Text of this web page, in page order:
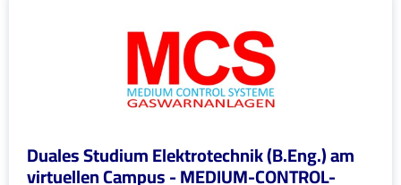
Duales Studium Elektrotechnik (B.Eng.) am
virtuellen Campus - MEDIUM-CONTROL-